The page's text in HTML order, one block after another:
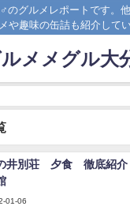
のグルメレポートです。
や趣味の缶詰も紹介してい
メメグル大
井別荘 夕食 徹底紹
01-06